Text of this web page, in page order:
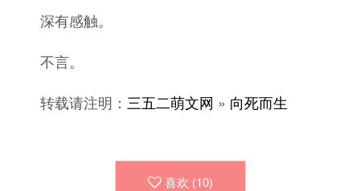
深有感触。
不言。
转载请注明： 三五二萌文网 » 向死而生
喜欢 (10)